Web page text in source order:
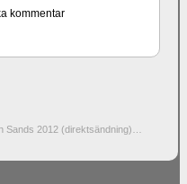
Sands 2012 (direktsändning)…